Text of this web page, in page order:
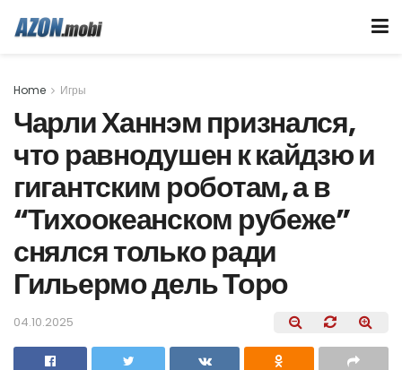
Home Игры
Чарли Ханнэм признался,
что равнодушен к кайдзю и
гигантским роботам, а в
“Тихоокеанском рубеже”
снялся только ради
Гильермо дель Торо
04.10.2025